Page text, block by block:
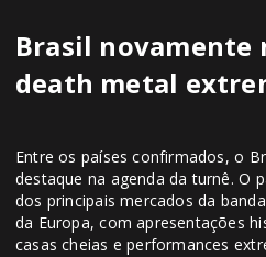
Brasil novamente
death metal
Entre os países confirmados, o
destaque na agenda da turnê. O
dos principais mercados da
da Europa, com apresentações
casas cheias e performances